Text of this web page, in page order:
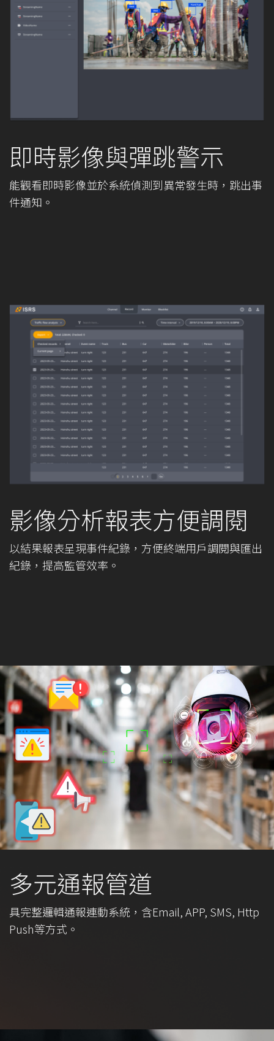
即時影像與彈跳警示
能觀看即時影像並於系統偵測到異常發生時，跳出事
件通知。
影像分析報表方便調閱
以結果報表呈現事件紀錄，方便終端用戶調閱與匯出
紀錄，提高監管效率。
多元通報管道
具完整邏輯通報連動系統，含Email, APP, SMS, Http
Push等方式。